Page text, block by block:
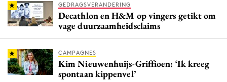
GEDRAGSVERANDERING
Decathlon en H&M op vingers getikt om
vage duurzaamheidsclaims
CAMPAGNES
Kim Nieuwenhuijs-Griffioen: ‘Ik kreeg
spontaan kippenvel’